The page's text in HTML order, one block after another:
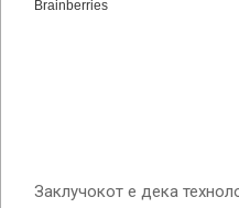
Заклучокот е дека